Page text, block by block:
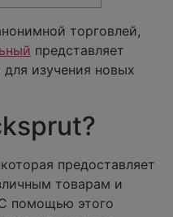
торговлей,
представляет
изучения новых
предоставляет
товарам и
помощью этого